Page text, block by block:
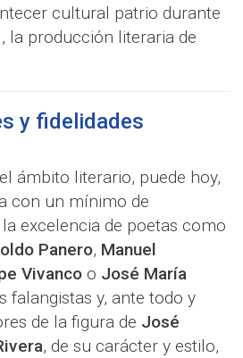
cultural patrio durante
la producción literaria de
y fidelidades
ámbito literario, puede hoy,
con un mínimo de
excelencia de poetas como
Panero, Manuel
Vivanco o José María
falangistas y, ante todo y
de la figura de José
, de su carácter y estilo,